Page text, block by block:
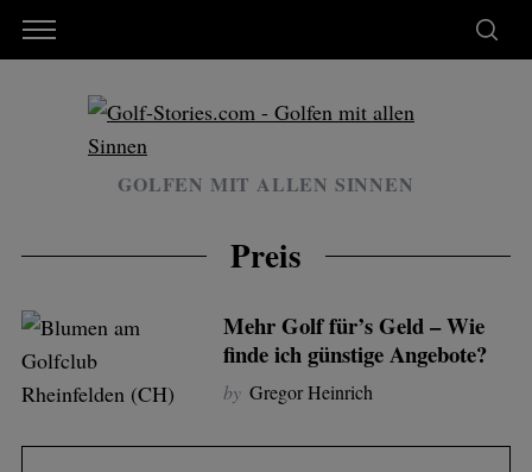
GOLFEN MIT ALLEN SINNEN
Preis
Mehr Golf für’s Geld – Wie
finde ich günstige Angebote?
by Gregor Heinrich